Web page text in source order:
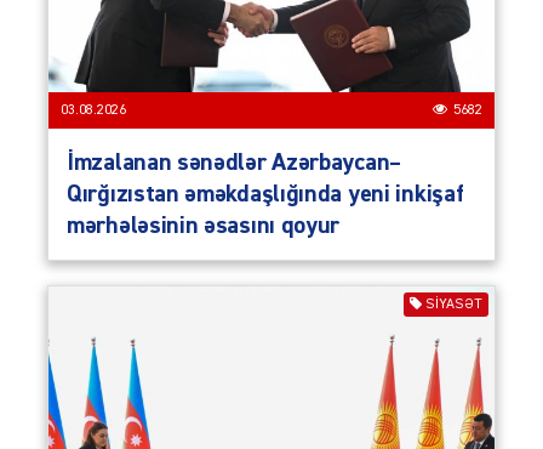
03.08.2026 5682
İmzalanan sənədlər Azərbaycan–
Qırğızıstan əməkdaşlığında yeni inkişaf
mərhələsinin əsasını qoyur
SIYASƏT